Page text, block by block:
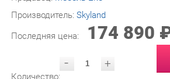
Последняя цена: 174 890 ₽
- +
УТОЧНИТЬ НАЛИЧИЕ